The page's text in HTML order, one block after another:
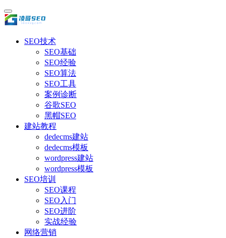
SEO技术
SEO基础
SEO经验
SEO算法
SEO工具
案例诊断
谷歌SEO
黑帽SEO
建站教程
dedecms建站
dedecms模板
wordpress建站
wordpress模板
SEO培训
SEO课程
SEO入门
SEO进阶
实战经验
网络营销